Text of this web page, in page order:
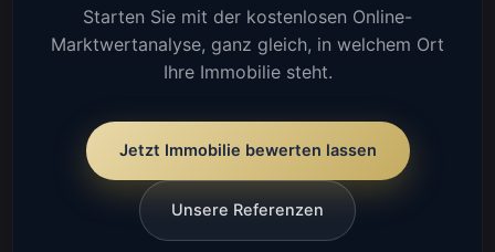
Starten Sie mit der kostenlosen Online-
Marktwertanalyse, ganz gleich, in welchem Ort
Ihre Immobilie steht.
Jetzt Immobilie bewerten lassen
Unsere Referenzen